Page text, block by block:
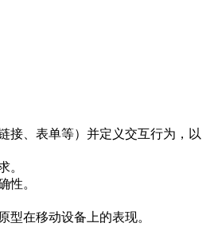
接、表单等）并定义交互行为，以
。
性。
在移动设备上的表现。